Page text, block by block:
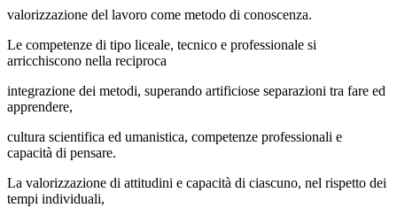
valorizzazione del lavoro come metodo di conoscenza.
Le competenze di tipo liceale, tecnico e professionale si
arricchiscono nella reciproca
integrazione dei metodi, superando artificiose separazioni tra fare ed
apprendere,
cultura scientifica ed umanistica, competenze professionali e
capacità di pensare.
La valorizzazione di attitudini e capacità di ciascuno, nel rispetto dei
tempi individuali,